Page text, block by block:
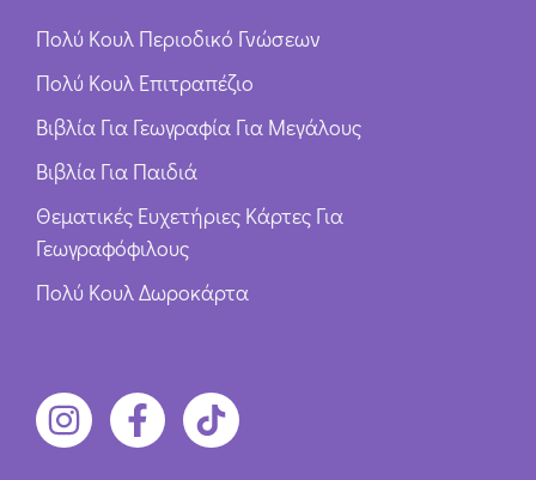
Πολύ Κουλ Περιοδικό Γνώσεων
Πολύ Κουλ Επιτραπέζιο
Βιβλία Για Γεωγραφία Για Μεγάλους
Βιβλία Για Παιδιά
Θεματικές Ευχετήριες Κάρτες Για
Γεωγραφόφιλους
Πολύ Κουλ Δωροκάρτα